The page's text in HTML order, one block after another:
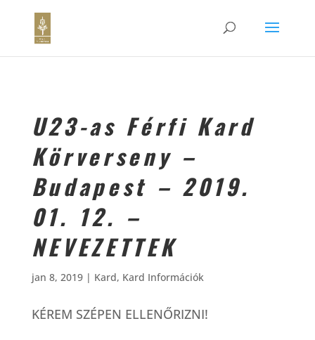
U23-as Férfi Kard
Körverseny –
Budapest – 2019.
01. 12. –
NEVEZETTEK
jan 8, 2019| Kard, Kard Információk
KÉREM SZÉPEN ELLENŐRIZNI!